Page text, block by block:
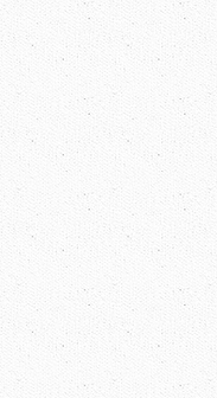
横だしコンベア